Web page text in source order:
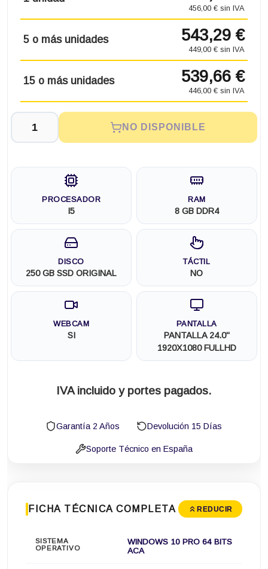
456,00 € sin IVA
5 o más unidades 543,29 €
449,00 € sin IVA
15 o más unidades 539,66 €
446,00 € sin IVA
NO DISPONIBLE
PROCESADOR
I5
RAM
8 GB DDR4
DISCO
250 GB SSD ORIGINAL
TÁCTIL
NO
WEBCAM
SI
PANTALLA
PANTALLA 24.0"
1920X1080 FULLHD
IVA incluido y portes pagados.
Garantía 2 Años Devolución 15 Días
Soporte Técnico en España
FICHA TÉCNICA COMPLETA REDUCIR
SISTEMA
OPERATIVO
WINDOWS 10 PRO 64 BITS
ACA